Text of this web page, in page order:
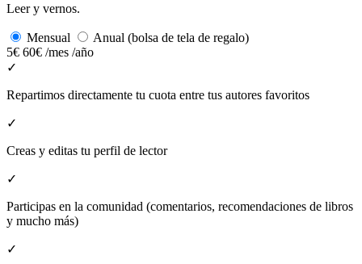
Leer y vernos.
Mensual
Anual (bolsa de tela de regalo)
5€ 60€ /mes /año
✓
Repartimos directamente tu cuota entre tus autores favoritos
✓
Creas y editas tu perfil de lector
✓
Participas en la comunidad (comentarios, recomendaciones de libros
y mucho más)
✓